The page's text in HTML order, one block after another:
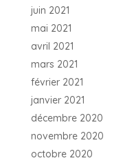
juin 2021
mai 2021
avril 2021
mars 2021
février 2021
janvier 2021
décembre 2020
novembre 2020
octobre 2020